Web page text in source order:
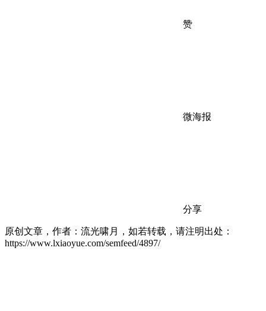
赞
微海报
分享
原创文章，作者：流光啸月，如若转载，请注明出处：
https://www.lxiaoyue.com/semfeed/4897/